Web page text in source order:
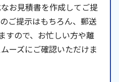
お見積書を作成してご提
ご提示はもちろん、郵送
すので、お忙しい方や離
ーズにご確認いただけま